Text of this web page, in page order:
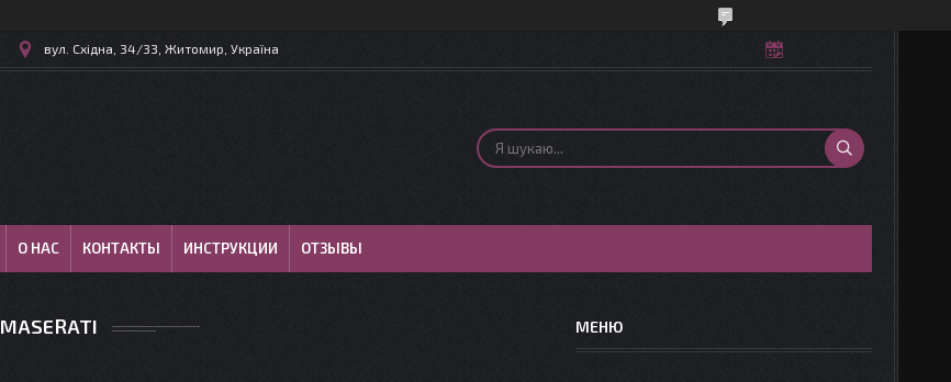
вул. Східна, 34/33, Житомир, Україна
О НАС КОНТАКТЫ ИНСТРУКЦИИ ОТЗЫВЫ
MASERATI